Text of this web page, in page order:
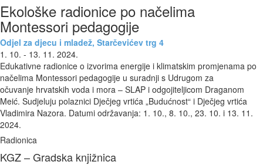
Ekološke radionice po načelima
Montessori pedagogije
Odjel za djecu i mladež, Starčevićev trg 4
1. 10. - 13. 11. 2024.
Edukativne radionice o izvorima energije i klimatskim promjenama po
načelima Montessori pedagogije u suradnji s Udrugom za
očuvanje hrvatskih voda i mora – SLAP i odgojiteljicom Draganom
Meić. Sudjeluju polaznici Dječjeg vrtića „Budućnost“ i Dječjeg vrtića
Vladimira Nazora. Datumi održavanja: 1. 10., 8. 10., 23. 10. i 13. 11.
2024.
Radionica
KGZ – Gradska knjižnica